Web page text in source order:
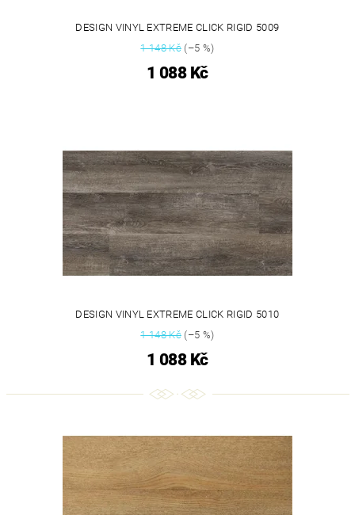
DESIGN VINYL EXTREME CLICK RIGID 5009
1 148 Kč(–5 %)
1 088 Kč
DESIGN VINYL EXTREME CLICK RIGID 5010
1 148 Kč(–5 %)
1 088 Kč